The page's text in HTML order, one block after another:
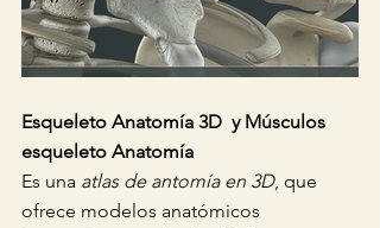
Esqueleto Anatomía 3D  y Músculos
esqueleto Anatomía
Es una atlas de antomía en 3D, que
ofrece modelos anatómicos